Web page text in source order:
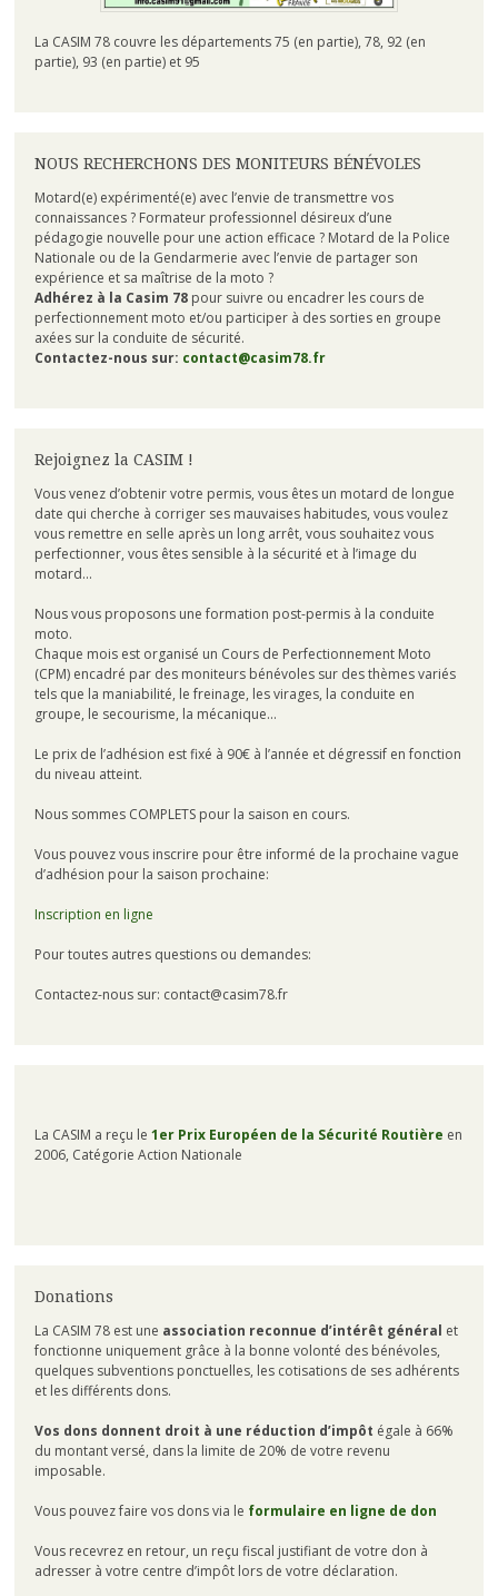
La CASIM 78 couvre les départements 75 (en partie), 78, 92 (en
partie), 93 (en partie) et 95
NOUS RECHERCHONS DES MONITEURS BÉNÉVOLES
Motard(e) expérimenté(e) avec l’envie de transmettre vos
connaissances ? Formateur professionnel désireux d’une
pédagogie nouvelle pour une action efficace ? Motard de la Police
Nationale ou de la Gendarmerie avec l’envie de partager son
expérience et sa maîtrise de la moto ?
Adhérez à la Casim 78pour suivre ou encadrer les cours de
perfectionnement moto et/ou participer à des sorties en groupe
axées sur la conduite de sécurité.
Contactez-nous sur: contact@casim78.fr
Rejoignez la CASIM !
Vous venez d’obtenir votre permis, vous êtes un motard de longue
date qui cherche à corriger ses mauvaises habitudes, vous voulez
vous remettre en selle après un long arrêt, vous souhaitez vous
perfectionner, vous êtes sensible à la sécurité et à l’image du
motard…
Nous vous proposons une formation post-permis à la conduite
moto.
Chaque mois est organisé un Cours de Perfectionnement Moto
(CPM) encadré par des moniteurs bénévoles sur des thèmes variés
tels que la maniabilité, le freinage, les virages, la conduite en
groupe, le secourisme, la mécanique…
Le prix de l’adhésion est fixé à 90€ à l’année et dégressif en fonction
du niveau atteint.
Nous sommes COMPLETS pour la saison en cours.
Vous pouvez vous inscrire pour être informé de la prochaine vague
d’adhésion pour la saison prochaine:
Inscription en ligne
Pour toutes autres questions ou demandes:
Contactez-nous sur: contact@casim78.fr
La CASIM a reçu le 1er Prix Européen de la Sécurité Routière en
2006, Catégorie Action Nationale
Donations
La CASIM 78 est une association reconnue d’intérêt général et
fonctionne uniquement grâce à la bonne volonté des bénévoles,
quelques subventions ponctuelles, les cotisations de ses adhérents
et les différents dons.
Vos dons donnent droit à une réduction d’impôt égale à 66%
du montant versé, dans la limite de 20% de votre revenu
imposable.
Vous pouvez faire vos dons via le formulaire en ligne de don
Vous recevrez en retour, un reçu fiscal justifiant de votre don à
adresser à votre centre d’impôt lors de votre déclaration.